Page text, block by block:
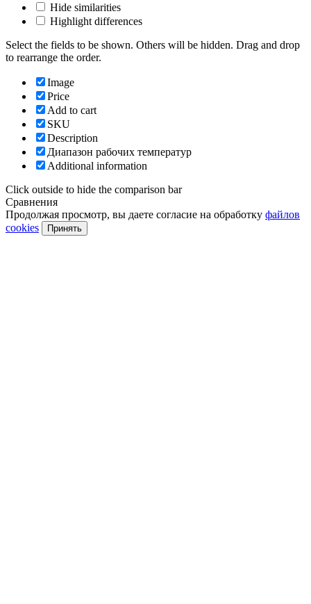
Hide similarities
Highlight differences
Select the fields to be shown. Others will be hidden. Drag and drop
to rearrange the order.
Image
Price
Add to cart
SKU
Description
Диапазон рабочих температур
Additional information
Click outside to hide the comparison bar
Сравнения
Продолжая просмотр, вы даете согласие на обработку файлов
cookies
Принять